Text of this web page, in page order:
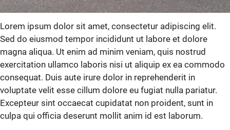
Lorem ipsum dolor sit amet, consectetur adipiscing elit.
Sed do eiusmod tempor incididunt ut labore et dolore
magna aliqua. Ut enim ad minim veniam, quis nostrud
exercitation ullamco laboris nisi ut aliquip ex ea commodo
consequat. Duis aute irure dolor in reprehenderit in
voluptate velit esse cillum dolore eu fugiat nulla pariatur.
Excepteur sint occaecat cupidatat non proident, sunt in
culpa qui officia deserunt mollit anim id est laborum.